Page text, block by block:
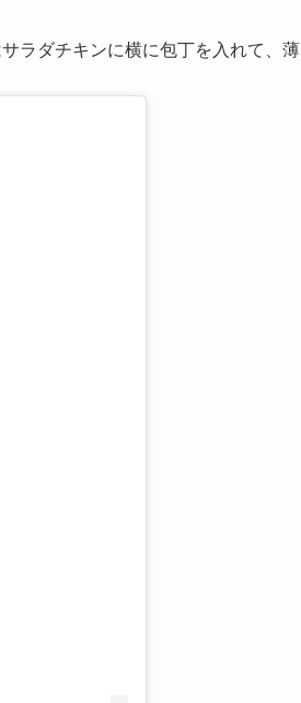
ラダチキンに横に包丁を入れて、薄